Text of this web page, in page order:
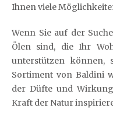
Ihnen viele
Wenn Sie auf der
Ölen sind, die Ihr
unterstützen können,
Sortiment von Baldini
der Düfte und
Kraft der Natur